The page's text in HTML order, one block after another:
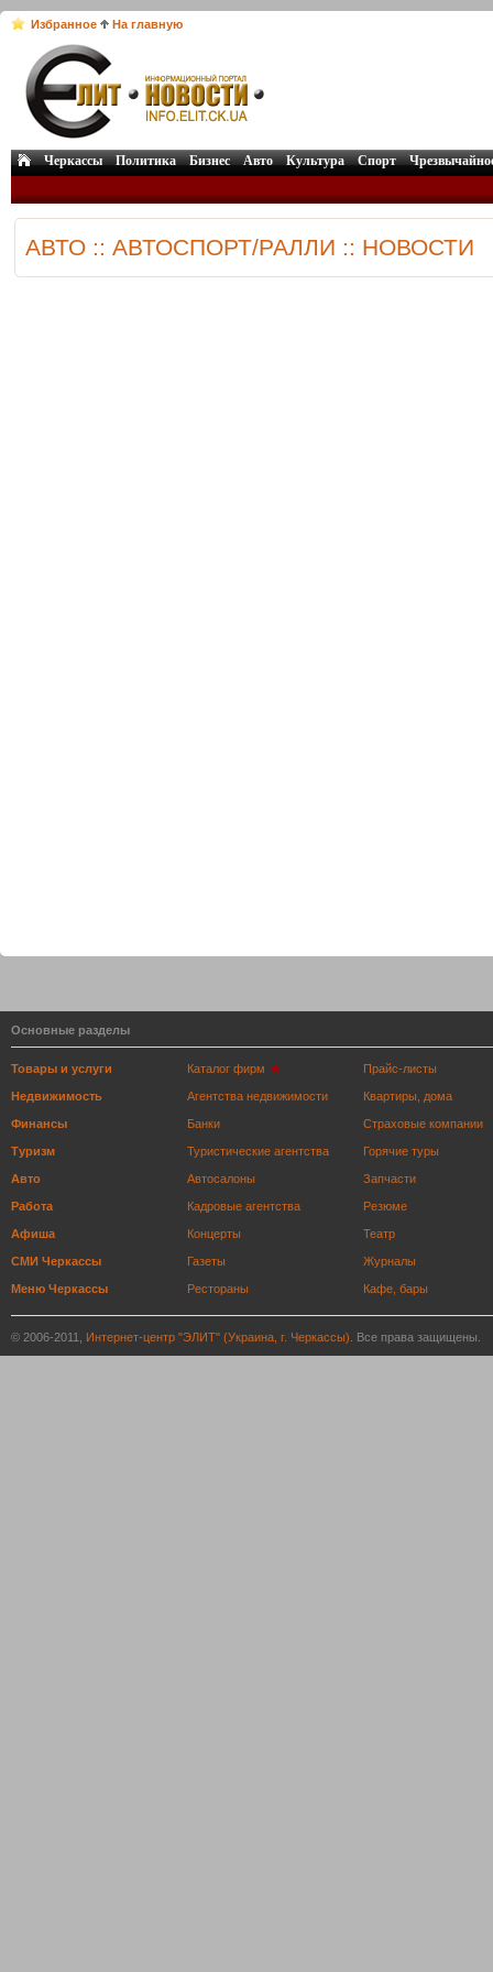
Избранное На главную
Черкассы Политика Бизнес Авто Культура Спорт
АВТО :: АВТОСПОРТ/РАЛЛИ :: НОВОСТИ
Основные разделы
Товары и услуги
Недвижимость
Финансы
Туризм
Авто
Работа
Афиша
СМИ Черкассы
Меню Черкассы
Каталог фирм
Агентства недвижимости
Банки
Туристические агентства
Автосалоны
Кадровые агентства
Концерты
Газеты
Рестораны
Прайс-листы
Квартиры, дома
Страховые компании
Горячие туры
Запчасти
Резюме
Театр
Журналы
Кафе, бары
© 2006-2011, Интернет-центр "ЭЛИТ" (Украина, г. Черкассы) . Все права защищены.